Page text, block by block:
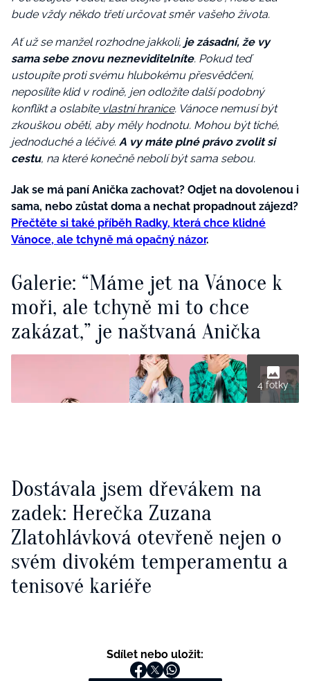
bude vždy někdo třetí určovat směr vašeho života.
Ať už se manžel rozhodne jakkoli, je zásadní, že vy
sama sebe znovu nezneviditelníte. Pokud teď
ustoupíte proti svému hlubokému přesvědčení,
neposílíte klid v rodině, jen odložíte další podobný
konflikt a oslabítevlastní hranice. Vánoce nemusí být
zkouškou oběti, aby měly hodnotu. Mohou být tiché,
jednoduché a léčivé. A vy máte plné právo zvolit si
cestu, na které konečně nebolí být sama sebou.
Jak se má paní Anička zachovat? Odjet na dovolenou i
sama, nebo zůstat doma a nechat propadnout zájezd?
Přečtěte si také příběh Radky, která chce klidné
Vánoce, ale tchyně má opačný názor.
Galerie: “Máme jet na Vánoce k
moři, ale tchyně mi to chce
zakázat,” je naštvaná Anička
4 fotky
Dostávala jsem dřevákem na
zadek: Herečka Zuzana
Zlatohlávková otevřeně nejen o
svém divokém temperamentu a
tenisové kariéře
Sdílet nebo uložit: